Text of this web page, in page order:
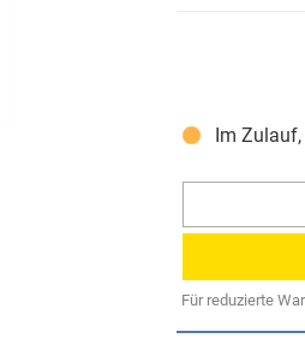
Im
Für reduzierte